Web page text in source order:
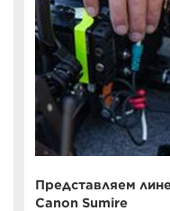
Представляем
Canon Sumire